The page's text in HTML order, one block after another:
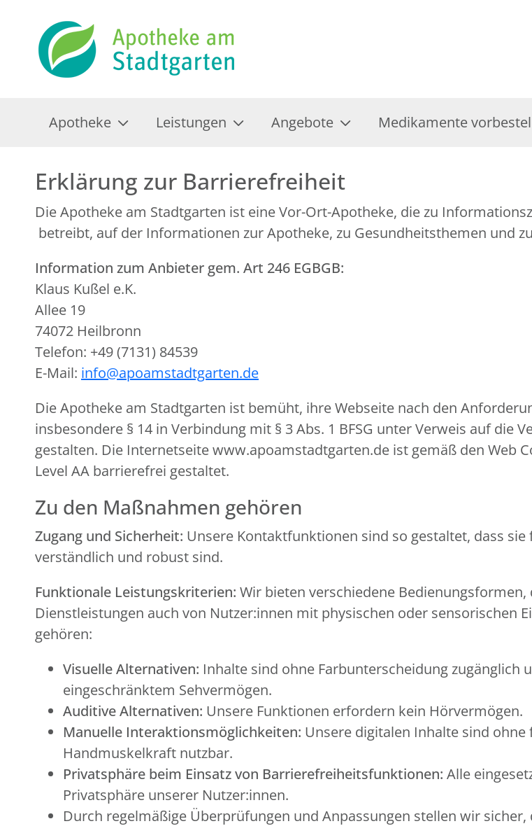
Apotheke Leistungen Angebote Medikamente
Erklärung zur Barrierefreiheit
Die Apotheke am Stadtgarten ist eine Vor-Ort-Apotheke, die zu
betreibt, auf der Informationen zur Apotheke, zu Gesundheitsthemen und
Information zum Anbieter gem. Art 246 EGBGB:
Klaus Kußel e.K.
Allee 19
74072 Heilbronn
Telefon: +49 (7131) 84539
E-Mail: info@apoamstadtgarten.de
Die Apotheke am Stadtgarten ist bemüht, ihre Webseite nach den
insbesondere § 14 in Verbindung mit § 3 Abs. 1 BFSG unter Verweis auf die
gestalten. Die Internetseite www.apoamstadtgarten.de ist gemäß den Web
Level AA barrierefrei gestaltet.
Zu den Maßnahmen gehören
Zugang und Sicherheit: Unsere Kontaktfunktionen sind so gestaltet, dass
verständlich und robust sind.
Funktionale Leistungskriterien: Wir bieten verschiedene
Dienstleistungen auch von Nutzer:innen mit physischen oder sensorischen
gehören:
Visuelle Alternativen: Inhalte sind ohne Farbunterscheidung
eingeschränktem Sehvermögen.
Auditive Alternativen: Unsere Funktionen erfordern kein Hörvermögen.
Manuelle Interaktionsmöglichkeiten: Unsere digitalen Inhalte sind
Handmuskelkraft nutzbar.
Privatsphäre beim Einsatz von Barrierefreiheitsfunktionen: Alle
Privatsphäre unserer Nutzer:innen.
Durch regelmäßige Überprüfungen und Anpassungen stellen wir